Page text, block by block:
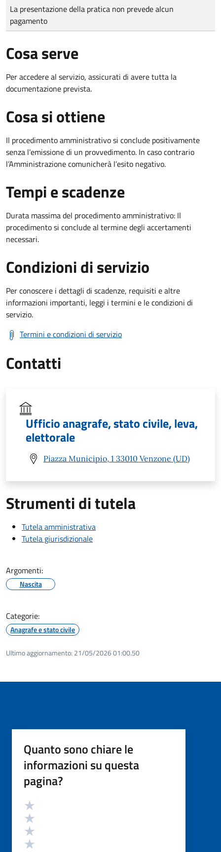
Tipo di pagamento
Importo
La presentazione della pratica non prevede alcun
pagamento
Cosa serve
Per accedere al servizio, assicurati di avere tutta la
documentazione prevista.
Cosa si ottiene
Il procedimento amministrativo si conclude positivamente
senza l’emissione di un provvedimento. In caso contrario
l’Amministrazione comunicherà l’esito negativo.
Tempi e scadenze
Durata massima del procedimento amministrativo: Il
procedimento si conclude al termine degli accertamenti
necessari.
Condizioni di servizio
Per conoscere i dettagli di scadenze, requisiti e altre
informazioni importanti, leggi i termini e le condizioni di
servizio.
Termini e condizioni di servizio
Contatti
Ufficio anagrafe, stato civile, leva,
elettorale
Piazza Municipio, 1 33010 Venzone (UD)
Strumenti di tutela
Tutela amministrativa
Tutela giurisdizionale
Argomenti:
Nascita
Categorie:
Anagrafe e stato civile
Ultimo aggiornamento: 21/05/2026 01:00.50
Quanto sono chiare le
informazioni su questa
pagina?
Valutazione